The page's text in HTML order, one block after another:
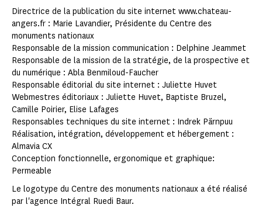
Directrice de la publication du site internet www.chateau-
angers.fr : Marie Lavandier, Présidente du Centre des
monuments nationaux
Responsable de la mission communication : Delphine Jeammet
Responsable de la mission de la stratégie, de la prospective et
du numérique : Abla Benmiloud-Faucher
Responsable éditorial du site internet : Juliette Huvet
Webmestres éditoriaux : Juliette Huvet, Baptiste Bruzel,
Camille Poirier, Elise Lafages
Responsables techniques du site internet : Indrek Pärnpuu
Réalisation, intégration, développement et hébergement :
Almavia CX
Conception fonctionnelle, ergonomique et graphique:
Permeable
Le logotype du Centre des monuments nationaux a été réalisé
par l'agence Intégral Ruedi Baur.